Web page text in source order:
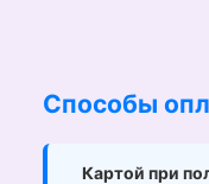
Способы
Картой при